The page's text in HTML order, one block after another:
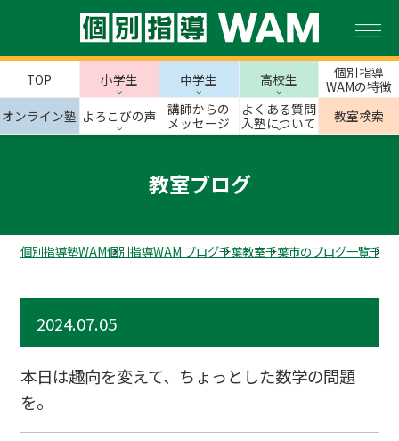
TOP 小学生 中学生 高校生
個別指導
WAMの特徴
オンライン塾 よろこびの声
講師からの
メッセージ
よくある質問
入塾について
教室検索
教室ブログ
個別指導塾WAM個別指導WAM ブログ千葉教室千葉市のブログ一覧千葉
2024.07.05
本日は趣向を変えて、ちょっとした数学の問題
を。